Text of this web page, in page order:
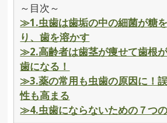
～目次～
≫1.虫歯は歯垢の中の細菌が糖
り、歯を溶かす
≫2.高齢者は歯茎が痩せて歯根
歯になる！
≫3.薬の常用も虫歯の原因に！
性も高まる
≫4.虫歯にならないための７つ